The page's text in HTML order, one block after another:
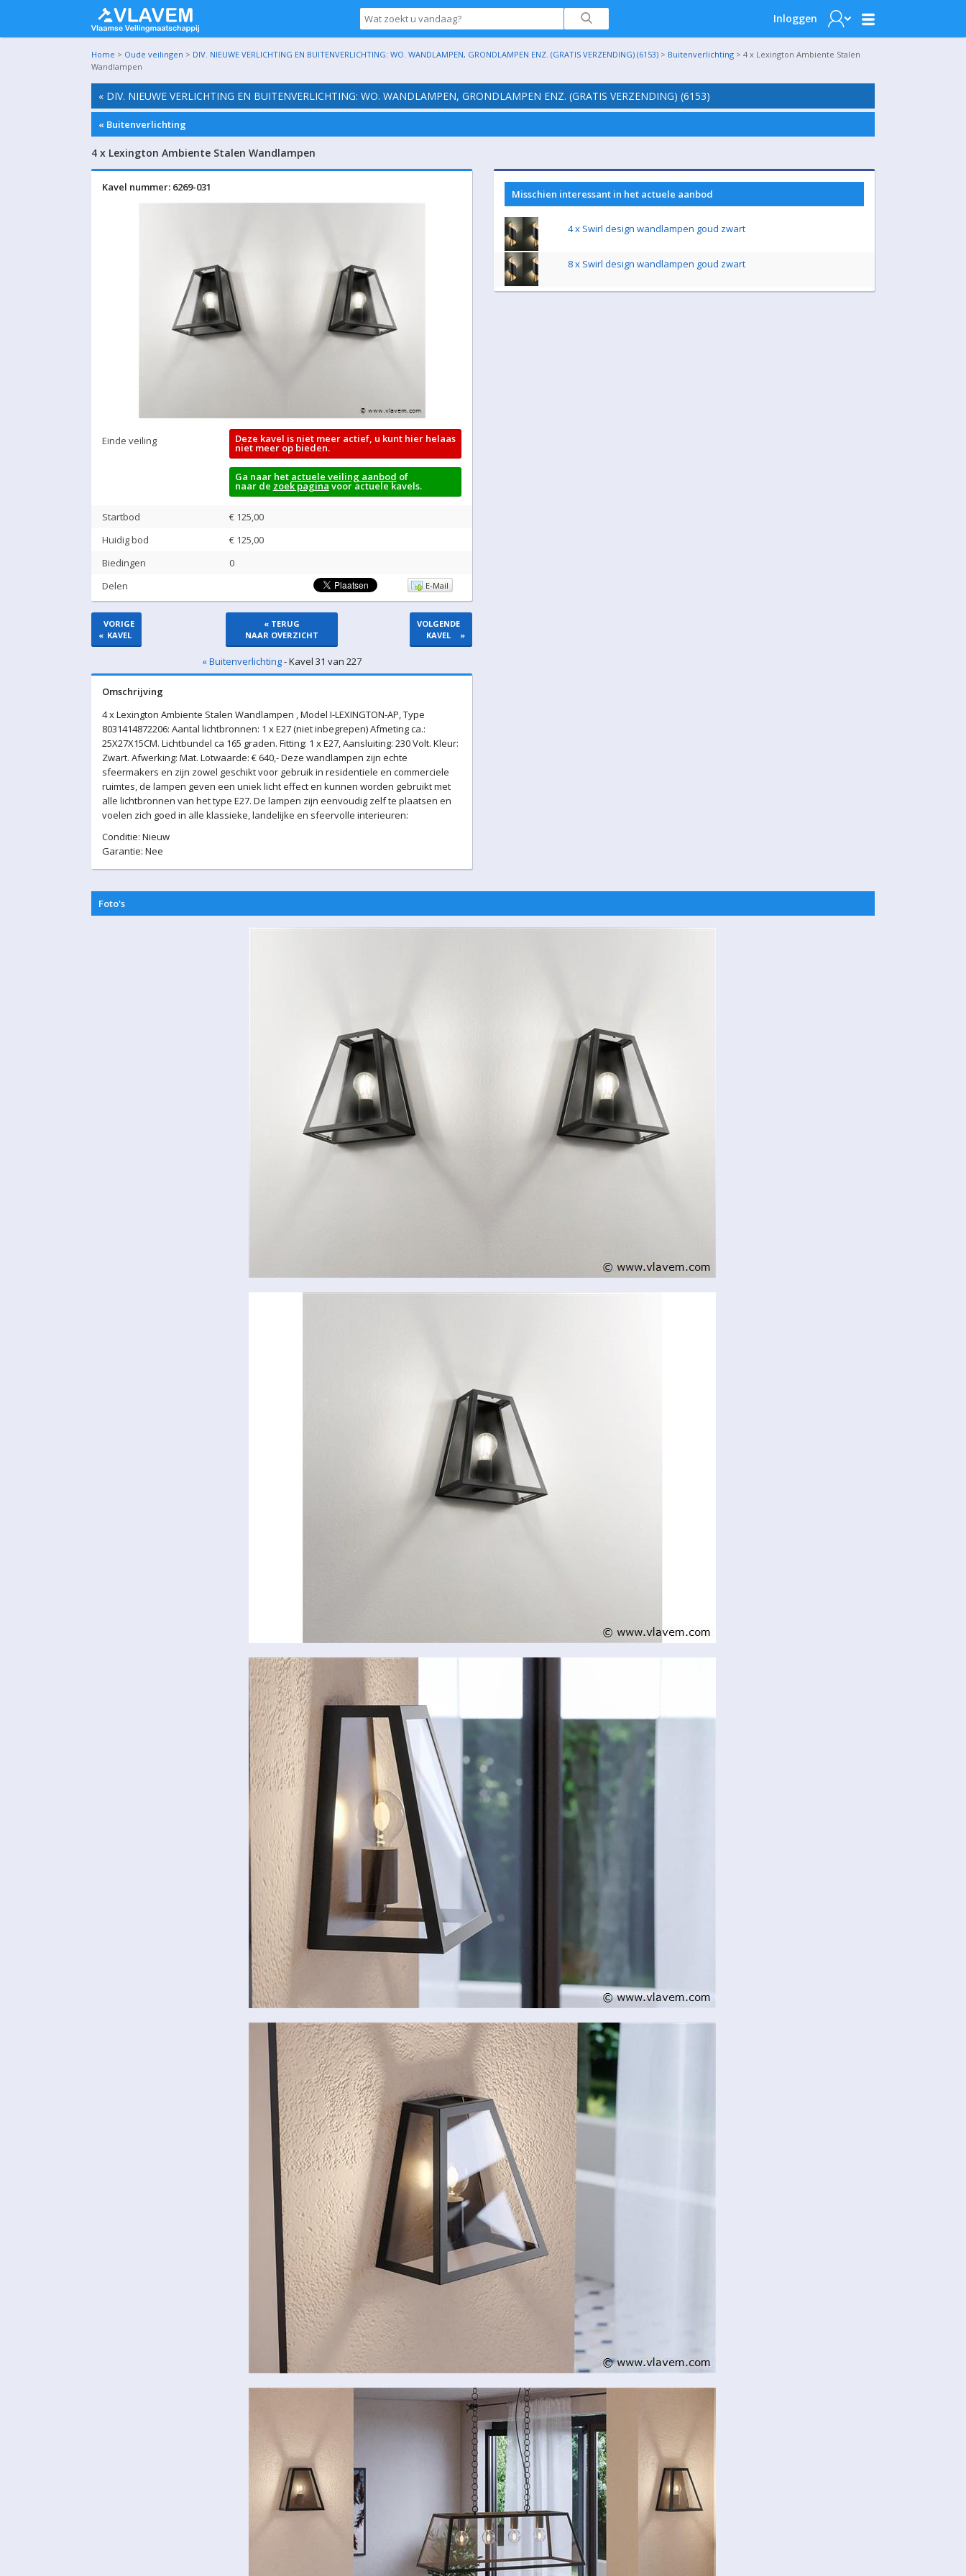
Inloggen
Home > Oude veilingen > DIV. NIEUWE VERLICHTING EN BUITENVERLICHTING: WO. WANDLAMPEN, GRONDLAMPEN ENZ. (GRATIS VERZENDING) (6153) > Buitenverlichting > 4 x Lexington Ambiente Stalen
Wandlampen
« DIV. NIEUWE VERLICHTING EN BUITENVERLICHTING: WO. WANDLAMPEN, GRONDLAMPEN ENZ. (GRATIS VERZENDING) (6153)
« Buitenverlichting
4 x Lexington Ambiente Stalen Wandlampen
Kavel nummer: 6269-031
Einde veiling Deze kavel is niet meer actief, u kunt hier helaas
niet meer op bieden.
Ga naar het actuele veiling aanbod of
naar de zoek paginavoor actuele kavels.
Startbod
€ 125,00
Huidig bod
€ 125,00
Biedingen
0
Delen
E-Mail
«
VORIGE
KAVEL
« TERUG
NAAR OVERZICHT
VOLGENDE
KAVEL
»
« Buitenverlichting- Kavel 31 van 227
Omschrijving
4 x Lexington Ambiente Stalen Wandlampen , Model I-LEXINGTON-AP, Type
8031414872206: Aantal lichtbronnen: 1 x E27 (niet inbegrepen) Afmeting ca.:
25X27X15CM. Lichtbundel ca 165 graden. Fitting: 1 x E27, Aansluiting: 230 Volt. Kleur:
Zwart. Afwerking: Mat. Lotwaarde: € 640,- Deze wandlampen zijn echte
sfeermakers en zijn zowel geschikt voor gebruik in residentiele en commerciele
ruimtes, de lampen geven een uniek licht effect en kunnen worden gebruikt met
alle lichtbronnen van het type E27. De lampen zijn eenvoudig zelf te plaatsen en
voelen zich goed in alle klassieke, landelijke en sfeervolle interieuren:
Conditie: Nieuw
Garantie: Nee
Misschien interessant in het actuele aanbod
4 x Swirl design wandlampen goud zwart
8 x Swirl design wandlampen goud zwart
Foto's